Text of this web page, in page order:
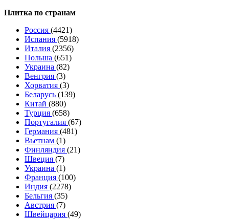
Плитка по странам
Россия (4421)
Испания (5918)
Италия (2356)
Польша (651)
Украина (82)
Венгрия (3)
Хорватия (3)
Беларусь (139)
Китай (880)
Турция (658)
Португалия (67)
Германия (481)
Вьетнам (1)
Финляндия (21)
Швеция (7)
Украина (1)
Франция (100)
Индия (2278)
Бельгия (35)
Австрия (7)
Швейцария (49)